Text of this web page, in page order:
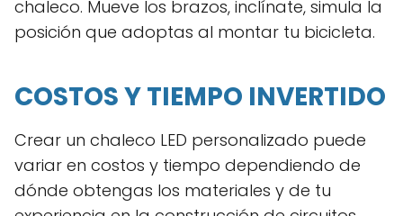
chaleco. Mueve los brazos, inclínate, simula la
posición que adoptas al montar tu bicicleta.
COSTOS Y TIEMPO INVERTIDO
Crear un chaleco LED personalizado puede
variar en costos y tiempo dependiendo de
dónde obtengas los materiales y de tu